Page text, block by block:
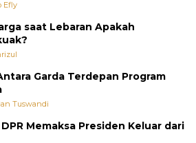
Efly
saat Lebaran Apakah
Garda Terdepan Program
Tuswandi
Memaksa Presiden Keluar dari